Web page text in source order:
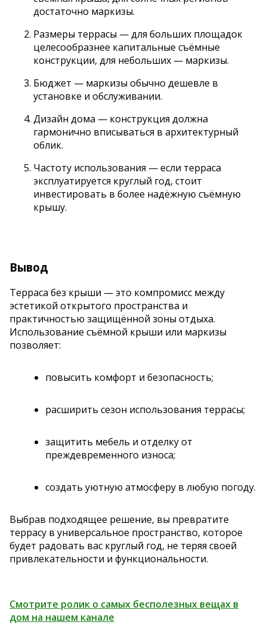
достаточно маркизы.
Размеры террасы — для больших площадок
целесообразнее капитальные съёмные
конструкции, для небольших — маркизы.
Бюджет — маркизы обычно дешевле в
установке и обслуживании.
Дизайн дома — конструкция должна
гармонично вписываться в архитектурный
облик.
Частоту использования — если терраса
эксплуатируется круглый год, стоит
инвестировать в более надёжную съёмную
крышу.
Вывод
Терраса без крыши — это компромисс между
эстетикой открытого пространства и
практичностью защищённой зоны отдыха.
Использование съёмной крыши или маркизы
позволяет:
повысить комфорт и безопасность;
расширить сезон использования террасы;
защитить мебель и отделку от
преждевременного износа;
создать уютную атмосферу в любую погоду.
Выбрав подходящее решение, вы превратите
террасу в универсальное пространство, которое
будет радовать вас круглый год, не теряя своей
привлекательности и функциональности.
Смотрите ролик о самых бесполезных вещах в
дом на нашем канале